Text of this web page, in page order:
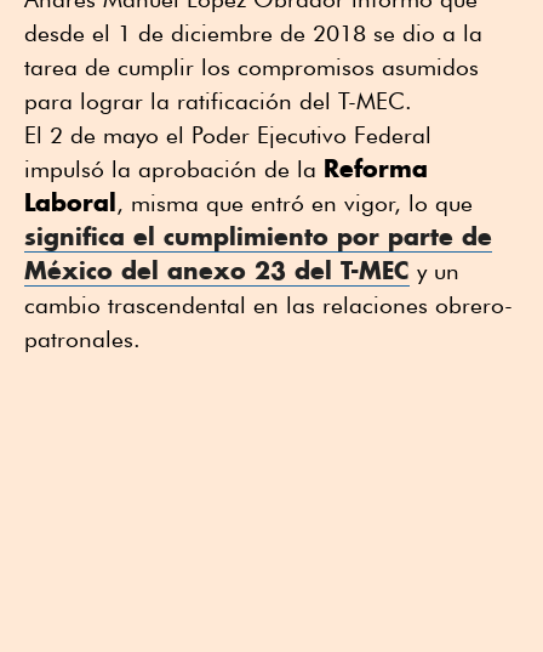
desde el 1 de diciembre de 2018 se dio a la
tarea de cumplir los compromisos asumidos
para lograr la ratificación del T-MEC.
El 2 de mayo el Poder Ejecutivo Federal
impulsó la aprobación de la Reforma
Laboral , misma que entró en vigor, lo que
significa el cumplimiento por parte de
México del anexo 23 del T-MEC y un
cambio trascendental en las relaciones obrero-
patronales.